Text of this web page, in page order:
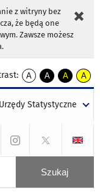
z witryny bez
że będą one
Zawsze możesz
A
kontrast
A
kontrast
tekst
czarnym
A
kontrast
tekst
czarnym
A
tekst
żółtym
Urzędy Statystyczne